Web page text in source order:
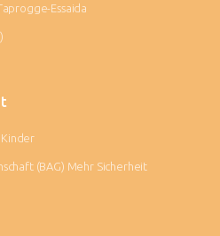
Essaida
Kinder
(BAG) Mehr Sicherheit